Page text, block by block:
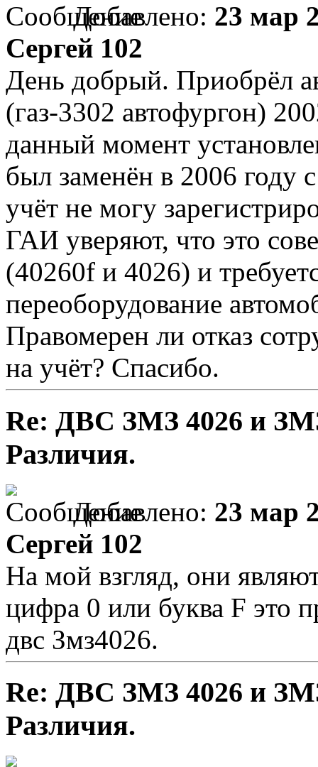
Добавлено: 23 мар
Сергей 102
День добрый. Приобрёл
(газ-3302 автофургон)
данный момент
был заменён в 2006
учёт не могу
ГАИ уверяют, что это
(40260f и 4026) и
переоборудование
Правомерен ли отказ
на учёт? Спасибо.
Re: ДВС ЗМЗ 4026 и
Различия.
Добавлено: 23 мар
Сергей 102
На мой взгляд, они
цифра 0 или буква F это
двс Змз4026.
Re: ДВС ЗМЗ 4026 и
Различия.